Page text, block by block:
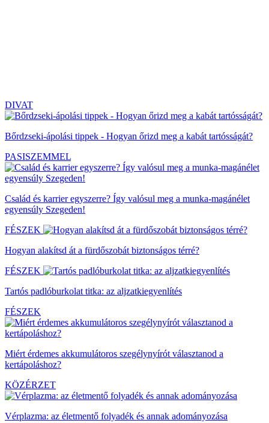
DIVAT
Bőrdzseki-ápolási tippek - Hogyan őrizd meg a kabát tartósságát?
PASISZEMMEL
Család és karrier egyszerre? Így valósul meg a munka-magánélet
egyensúly Szegeden!
FÉSZEK
Hogyan alakítsd át a fürdőszobát biztonságos térré?
FÉSZEK
Tartós padlóburkolat titka: az aljzatkiegyenlítés
FÉSZEK
Miért érdemes akkumulátoros szegélynyírót választanod a
kertápoláshoz?
KÖZÉRZET
Vérplazma: az életmentő folyadék és annak adományozása